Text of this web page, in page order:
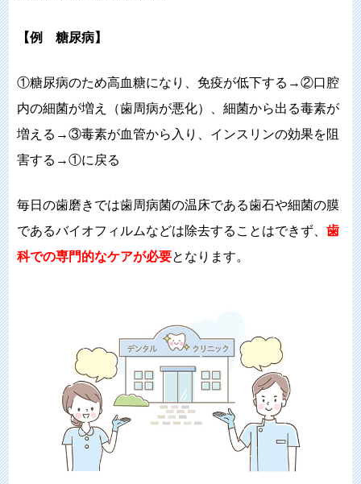
【例 糖尿病】
①糖尿病のため高血糖になり、免疫が低下する→②口腔
内の細菌が増え（歯周病が悪化）、細菌から出る毒素が
増える→③毒素が血管から入り、インスリンの効果を阻
害する→①に戻る
毎日の歯磨きでは歯周病菌の温床である歯石や細菌の膜
であるバイオフィルムなどは除去することはできず、 歯
科での専門的なケアが必要となります。